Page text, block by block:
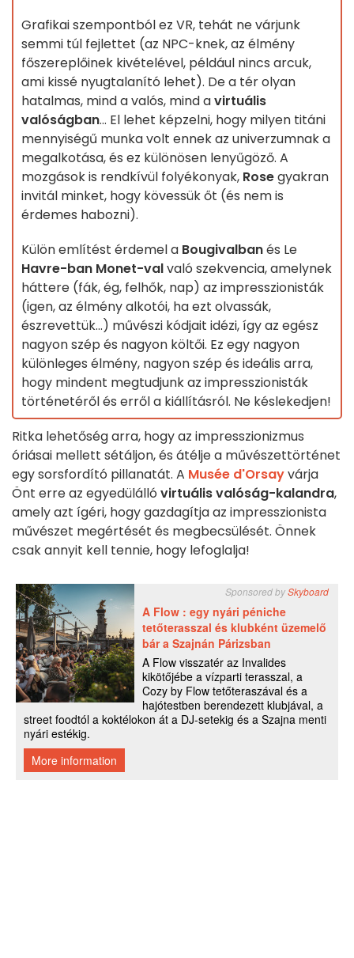
Grafikai szempontból ez VR, tehát ne várjunk
semmi túl fejlettet (az NPC-knek, az élmény
főszereplőinek kivételével, például nincs arcuk,
ami kissé nyugtalanító lehet). De a tér olyan
hatalmas, mind a valós, mind avirtuális
valóságban... El lehet képzelni, hogy milyen titáni
mennyiségű munka volt ennek az univerzumnak a
megalkotása, és ez különösen lenyűgöző. A
mozgások is rendkívül folyékonyak, Rosegyakran
invitál minket, hogy kövessük őt (és nem is
érdemes habozni).
Külön említést érdemel a Bougivalbanés Le
Havre-ban Monet-valvaló szekvencia, amelynek
háttere (fák, ég, felhők, nap) az impresszionisták
(igen, az élmény alkotói, ha ezt olvassák,
észrevettük...) művészi kódjait idézi, így az egész
nagyon szép és nagyon költői. Ez egy nagyon
különleges élmény, nagyon szép és ideális arra,
hogy mindent megtudjunk az impresszionisták
történetéről és erről a kiállításról. Ne késlekedjen!
Ritka lehetőség arra, hogy az impresszionizmus
óriásai mellett sétáljon, és átélje a művészettörténet
egy sorsfordító pillanatát. A Musée d'Orsayvárja
Önt erre az egyedülálló virtuális valóság-kalandra,
amely azt ígéri, hogy gazdagítja az impresszionista
művészet megértését és megbecsülését. Önnek
csak annyit kell tennie, hogy lefoglalja!